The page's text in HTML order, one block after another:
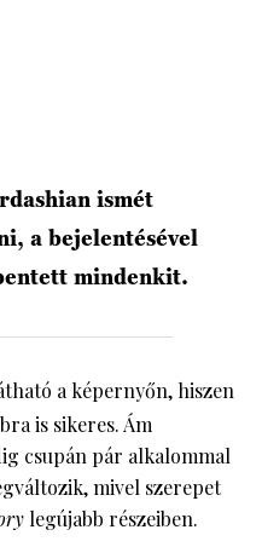
ismét
a bejelentésével
mindenkit.
a képernyőn, hiszen
is sikeres. Ám
csupán pár alkalommal
mivel szerepet
legújabb részeiben.